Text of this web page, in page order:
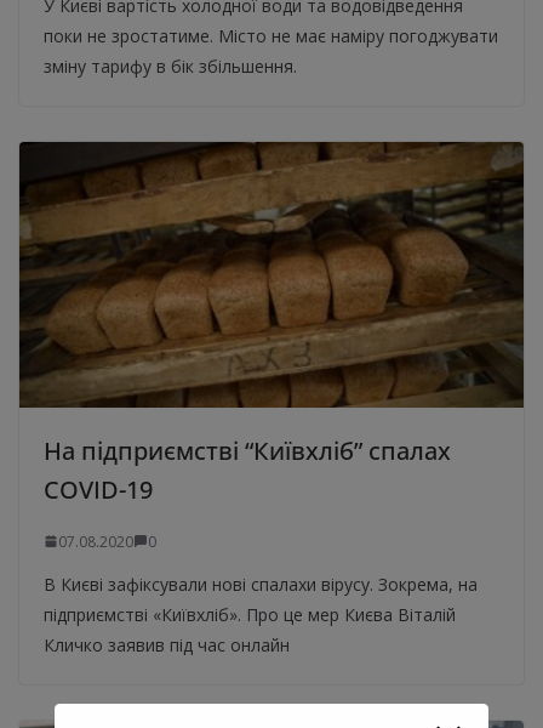
У Києві вартість холодної води та водовідведення
поки не зростатиме. Місто не має наміру погоджувати
зміну тарифу в бік збільшення.
На підприємстві “Київхліб” спалах
COVID-19
07.08.2020 0
В Києві зафіксували нові спалахи вірусу. Зокрема, на
підприємстві «Київхліб». Про це мер Києва Віталій
Кличко заявив під час онлайн